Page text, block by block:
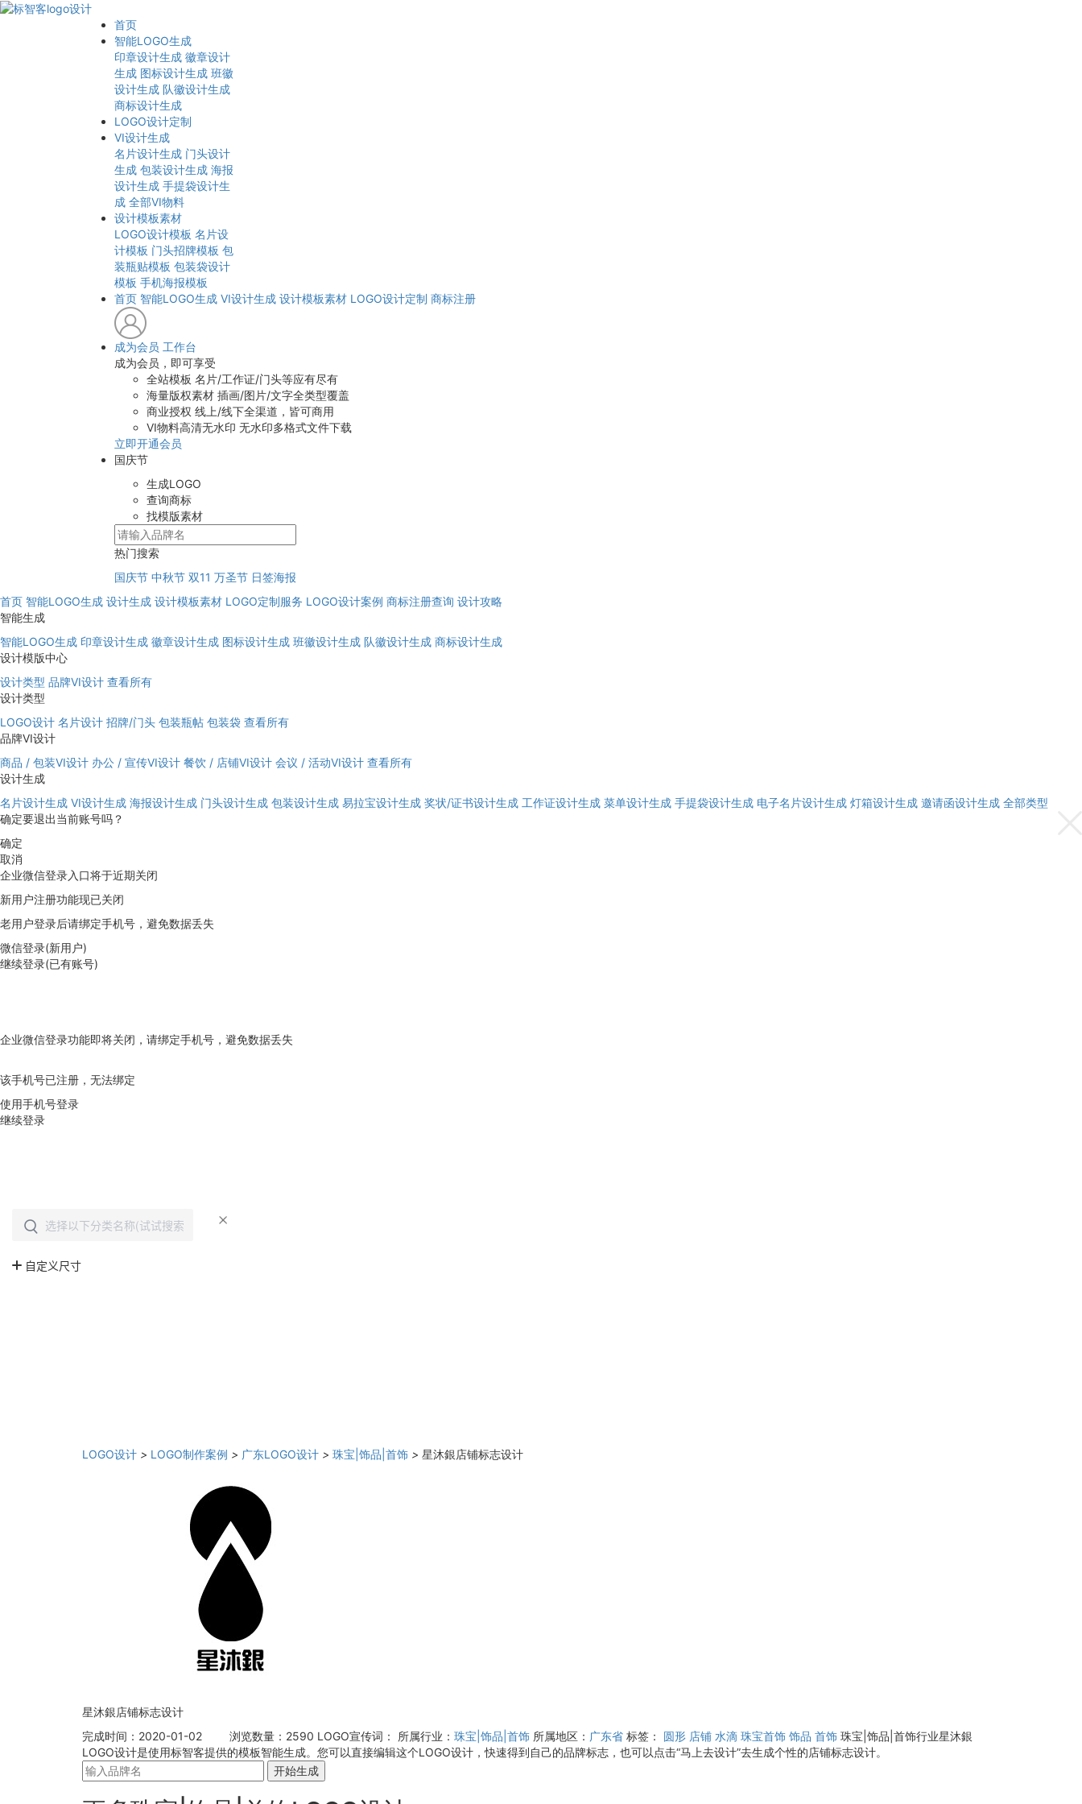
首页
智能LOGO生成
印章设计生成 徽章设计
生成 图标设计生成 班徽
设计生成 队徽设计生成
商标设计生成
LOGO设计定制
VI设计生成
名片设计生成 门头设计
生成 包装设计生成 海报
设计生成 手提袋设计生
成 全部VI物料
设计模板素材
LOGO设计模板 名片设
计模板 门头招牌模板 包
装瓶贴模板 包装袋设计
模板 手机海报模板
首页 智能LOGO生成 VI设计生成 设计模板素材 LOGO设计定制 商标注册
成为会员 工作台
成为会员，即可享受
全站模板 名片/工作证/门头等应有尽有
海量版权素材 插画/图片/文字全类型覆盖
商业授权 线上/线下全渠道，皆可商用
VI物料高清无水印 无水印多格式文件下载
立即开通会员
国庆节
生成LOGO
查询商标
找模版素材
热门搜索
国庆节 中秋节 双11 万圣节 日签海报
首页 智能LOGO生成 设计生成 设计模板素材 LOGO定制服务 LOGO设计案例 商标注册查询 设计攻略
智能生成
智能LOGO生成 印章设计生成 徽章设计生成 图标设计生成 班徽设计生成 队徽设计生成 商标设计生成
设计模版中心
设计类型 品牌VI设计 查看所有
设计类型
LOGO设计 名片设计 招牌/门头 包装瓶帖 包装袋 查看所有
品牌VI设计
商品 / 包装VI设计 办公 / 宣传VI设计 餐饮 / 店铺VI设计 会议 / 活动VI设计 查看所有
设计生成
名片设计生成 VI设计生成 海报设计生成 门头设计生成 包装设计生成 易拉宝设计生成 奖状/证书设计生成 工作证设计生成 菜单设计生成 手提袋设计生成 电子名片设计生成 灯箱设计生成 邀请函设计生成 全部类型
确定要退出当前账号吗？
确定
取消
企业微信登录入口将于近期关闭
新用户注册功能现已关闭
老用户登录后请绑定手机号，避免数据丢失
微信登录(新用户)
继续登录(已有账号)
企业微信登录功能即将关闭，请绑定手机号，避免数据丢失
该手机号已注册，无法绑定
使用手机号登录
继续登录
LOGO设计 > LOGO制作案例 > 广东LOGO设计 > 珠宝|饰品|首饰 > 星沐銀店铺标志设计
星沐銀店铺标志设计
完成时间：2020-01-02
浏览数量：2590 LOGO宣传词： 所属行业： 珠宝|饰品|首饰 所属地区： 广东省 标签： 圆形 店铺 水滴 珠宝首饰 饰品 首饰 珠宝|饰品|首饰行业星沐銀
LOGO设计是使用标智客提供的模板智能生成。您可以直接编辑这个LOGO设计，快速得到自己的品牌标志，也可以点击“马上去设计”去生成个性的店铺标志设计。
开始生成